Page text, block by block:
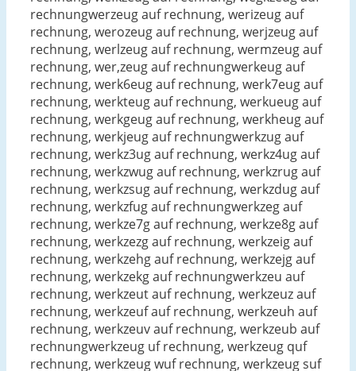
rechnungwerzeug auf rechnung, werizeug auf
rechnung, werozeug auf rechnung, werjzeug auf
rechnung, werlzeug auf rechnung, wermzeug auf
rechnung, wer,zeug auf rechnungwerkeug auf
rechnung, werk6eug auf rechnung, werk7eug auf
rechnung, werkteug auf rechnung, werkueug auf
rechnung, werkgeug auf rechnung, werkheug auf
rechnung, werkjeug auf rechnungwerkzug auf
rechnung, werkz3ug auf rechnung, werkz4ug auf
rechnung, werkzwug auf rechnung, werkzrug auf
rechnung, werkzsug auf rechnung, werkzdug auf
rechnung, werkzfug auf rechnungwerkzeg auf
rechnung, werkze7g auf rechnung, werkze8g auf
rechnung, werkzezg auf rechnung, werkzeig auf
rechnung, werkzehg auf rechnung, werkzejg auf
rechnung, werkzekg auf rechnungwerkzeu auf
rechnung, werkzeut auf rechnung, werkzeuz auf
rechnung, werkzeuf auf rechnung, werkzeuh auf
rechnung, werkzeuv auf rechnung, werkzeub auf
rechnungwerkzeug uf rechnung, werkzeug quf
rechnung, werkzeug wuf rechnung, werkzeug suf